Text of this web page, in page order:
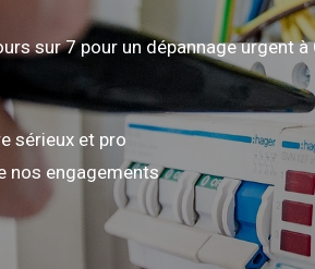
sur 7 pour un dépannage urgent
sérieux et pro
nos engagements